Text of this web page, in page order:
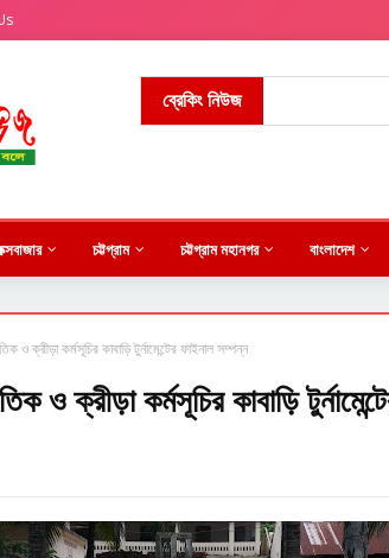
ব্রেকিং নিউজ
চট্টগ্রাম চট্টগ্রাম মহানগর বাংলাদেশ
ও ক্রীড়া কর্মসূচির কাবাড়ি টুর্নামেন্টের ফাইনাল সম্পন্ন
ও ক্রীড়া কর্মসূচির কাবাড়ি